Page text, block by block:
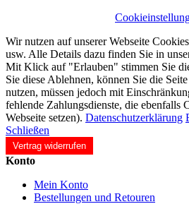
Wir nutzen auf unserer Webseite
usw. Alle Details dazu finden Sie in
Mit Klick auf "Erlauben" stimmen Sie
Sie diese Ablehnen, können Sie die
nutzen, müssen jedoch mit
fehlende Zahlungsdienste, die ebenfalls
Webseite setzen). Datenschutzerklärung
Schließen
Vertrag widerrufen
Konto
Mein Konto
Bestellungen und Retouren